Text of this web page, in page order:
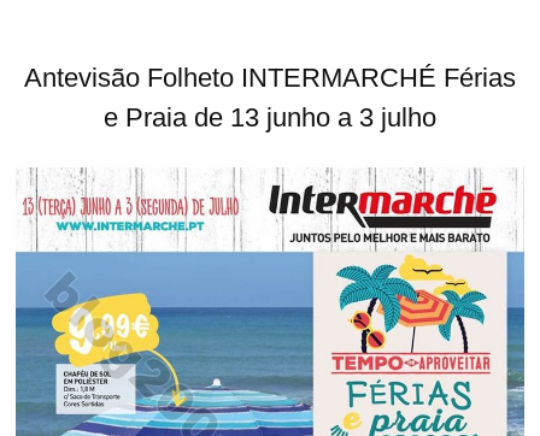
Antevisão Folheto INTERMARCHÉ Férias
e Praia de 13 junho a 3 julho